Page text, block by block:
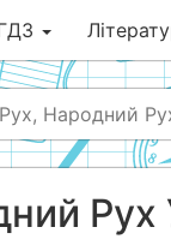
Народний
Рух